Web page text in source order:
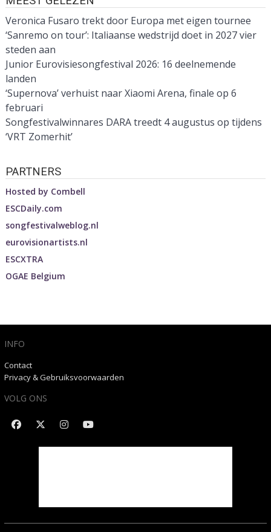
Veronica Fusaro trekt door Europa met eigen tournee
‘Sanremo on tour’: Italiaanse wedstrijd doet in 2027 vier
steden aan
Junior Eurovisiesongfestival 2026: 16 deelnemende
landen
‘Supernova’ verhuist naar Xiaomi Arena, finale op 6
februari
Songfestivalwinnares DARA treedt 4 augustus op tijdens
‘VRT Zomerhit’
PARTNERS
Hosted by Combell
ESCDaily.com
songfestivalweblog.nl
eurovisionartists.nl
ESCXTRA
OGAE Belgium
INFO
Contact
Privacy & Gebruiksvoorwaarden
VOLG ONS